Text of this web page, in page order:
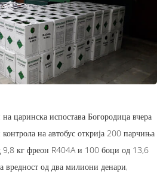
царинска испостава Богородица вчера
на автобус открија 200 парчиња
кг фреон R404A и 100 боци од 13,6
вредност од два милиони денари,